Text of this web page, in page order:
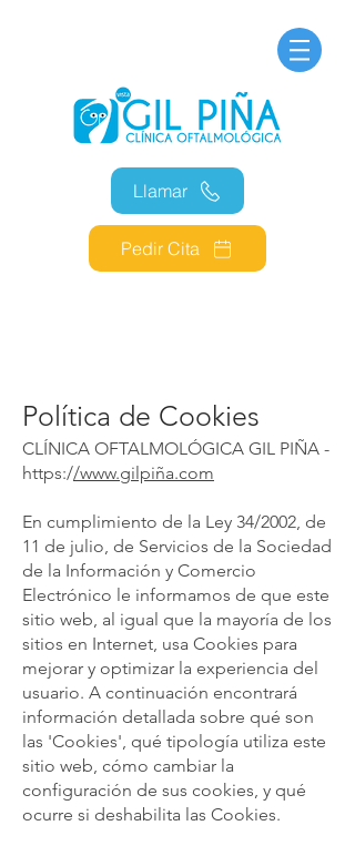
Llamar
Pedir Cita
Política de Cookies
CLÍNICA OFTALMOLÓGICA GIL PIÑA -
https://www.gilpiña.com
En cumplimiento de la Ley 34/2002, de
11 de julio, de Servicios de la Sociedad
de la Información y Comercio
Electrónico le informamos de que este
sitio web, al igual que la mayoría de los
sitios en Internet, usa Cookies para
mejorar y optimizar la experiencia del
usuario. A continuación encontrará
información detallada sobre qué son
las 'Cookies', qué tipología utiliza este
sitio web, cómo cambiar la
configuración de sus cookies, y qué
ocurre si deshabilita las Cookies.